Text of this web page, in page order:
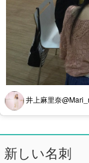
井上麻里奈
新しい名刺